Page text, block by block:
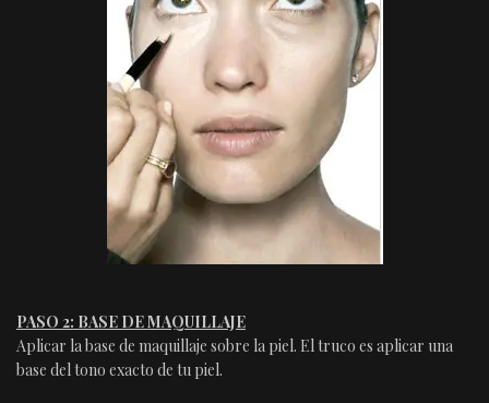
PASO 2: BASE DE MAQUILLAJE
Aplicar la base de maquillaje sobre la piel. El truco es aplicar una
base del tono exacto de tu piel.